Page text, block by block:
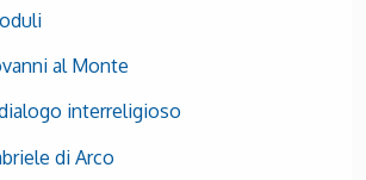
al Monte
interreligioso
di Arco